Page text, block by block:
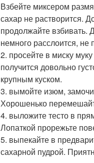
Взбейте миксером
сахар не растворится.
продолжайте взбивать.
немного расслоится, не
2. просейте в миску
получится довольно
крупным куском.
3. вымойте изюм,
Хорошенько
4. выложите тесто в
Лопаткой прорежьте
5. выпекайте в
сахарной пудрой.